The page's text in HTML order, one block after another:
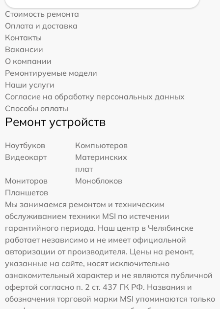
Стоимость ремонта
Оплата и доставка
Контакты
Вакансии
О компании
Ремонтируемые модели
Наши услуги
Согласие на обработку персональных данных
Способы оплаты
Ремонт устройств
Ноутбуков
Компьютеров
Видеокарт
Материнских
плат
Мониторов
Моноблоков
Планшетов
Мы занимаемся ремонтом и техническим
обслуживанием техники MSI по истечении
гарантийного периода. Наш центр в Челябинске
работает независимо и не имеет официальной
авторизации от производителя. Цены на ремонт,
указанные на сайте, носят исключительно
ознакомительный характер и не являются публичной
офертой согласно п. 2 ст. 437 ГК РФ. Названия и
обозначения торговой марки MSI упоминаются только